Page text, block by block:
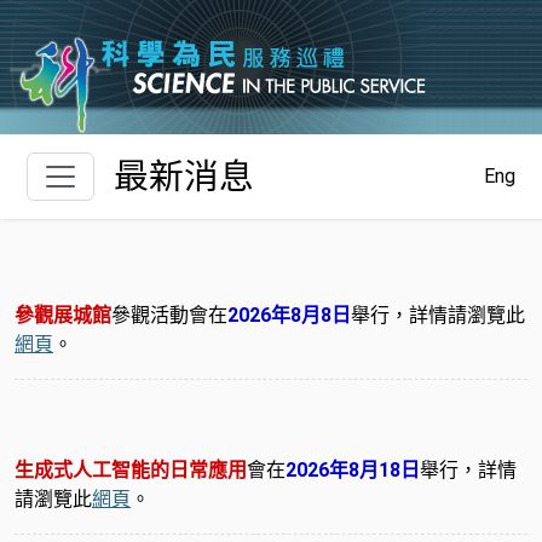
跳至主要內容
最新消息 Eng
參觀展城館參觀活動會在2026年8月8日 舉行，詳情請瀏覽此
網頁 。
生成式人工智能的日常應用會在2026年8月18日 舉行，詳情
請瀏覽此網頁 。